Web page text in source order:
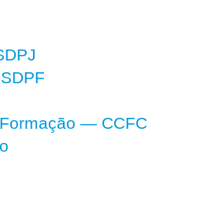
— CCFC